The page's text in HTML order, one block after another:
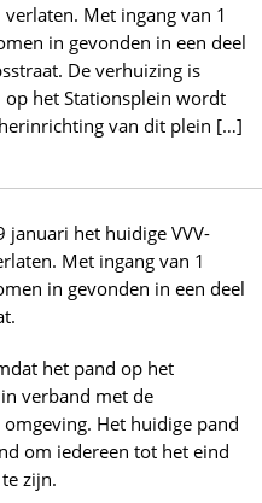
Met ingang van 1
in gevonden in een deel
De verhuizing is
het Stationsplein wordt
van dit plein […]
januari het huidige VVV-
Met ingang van 1
in gevonden in een deel
het pand op het
verband met de
Het huidige pand
om iedereen tot het eind
zijn.